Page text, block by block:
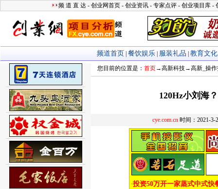
您目前的位置是： 首页→高新科技→高新_操
120Hz小刘海
cye.com.cn 时间：2021-